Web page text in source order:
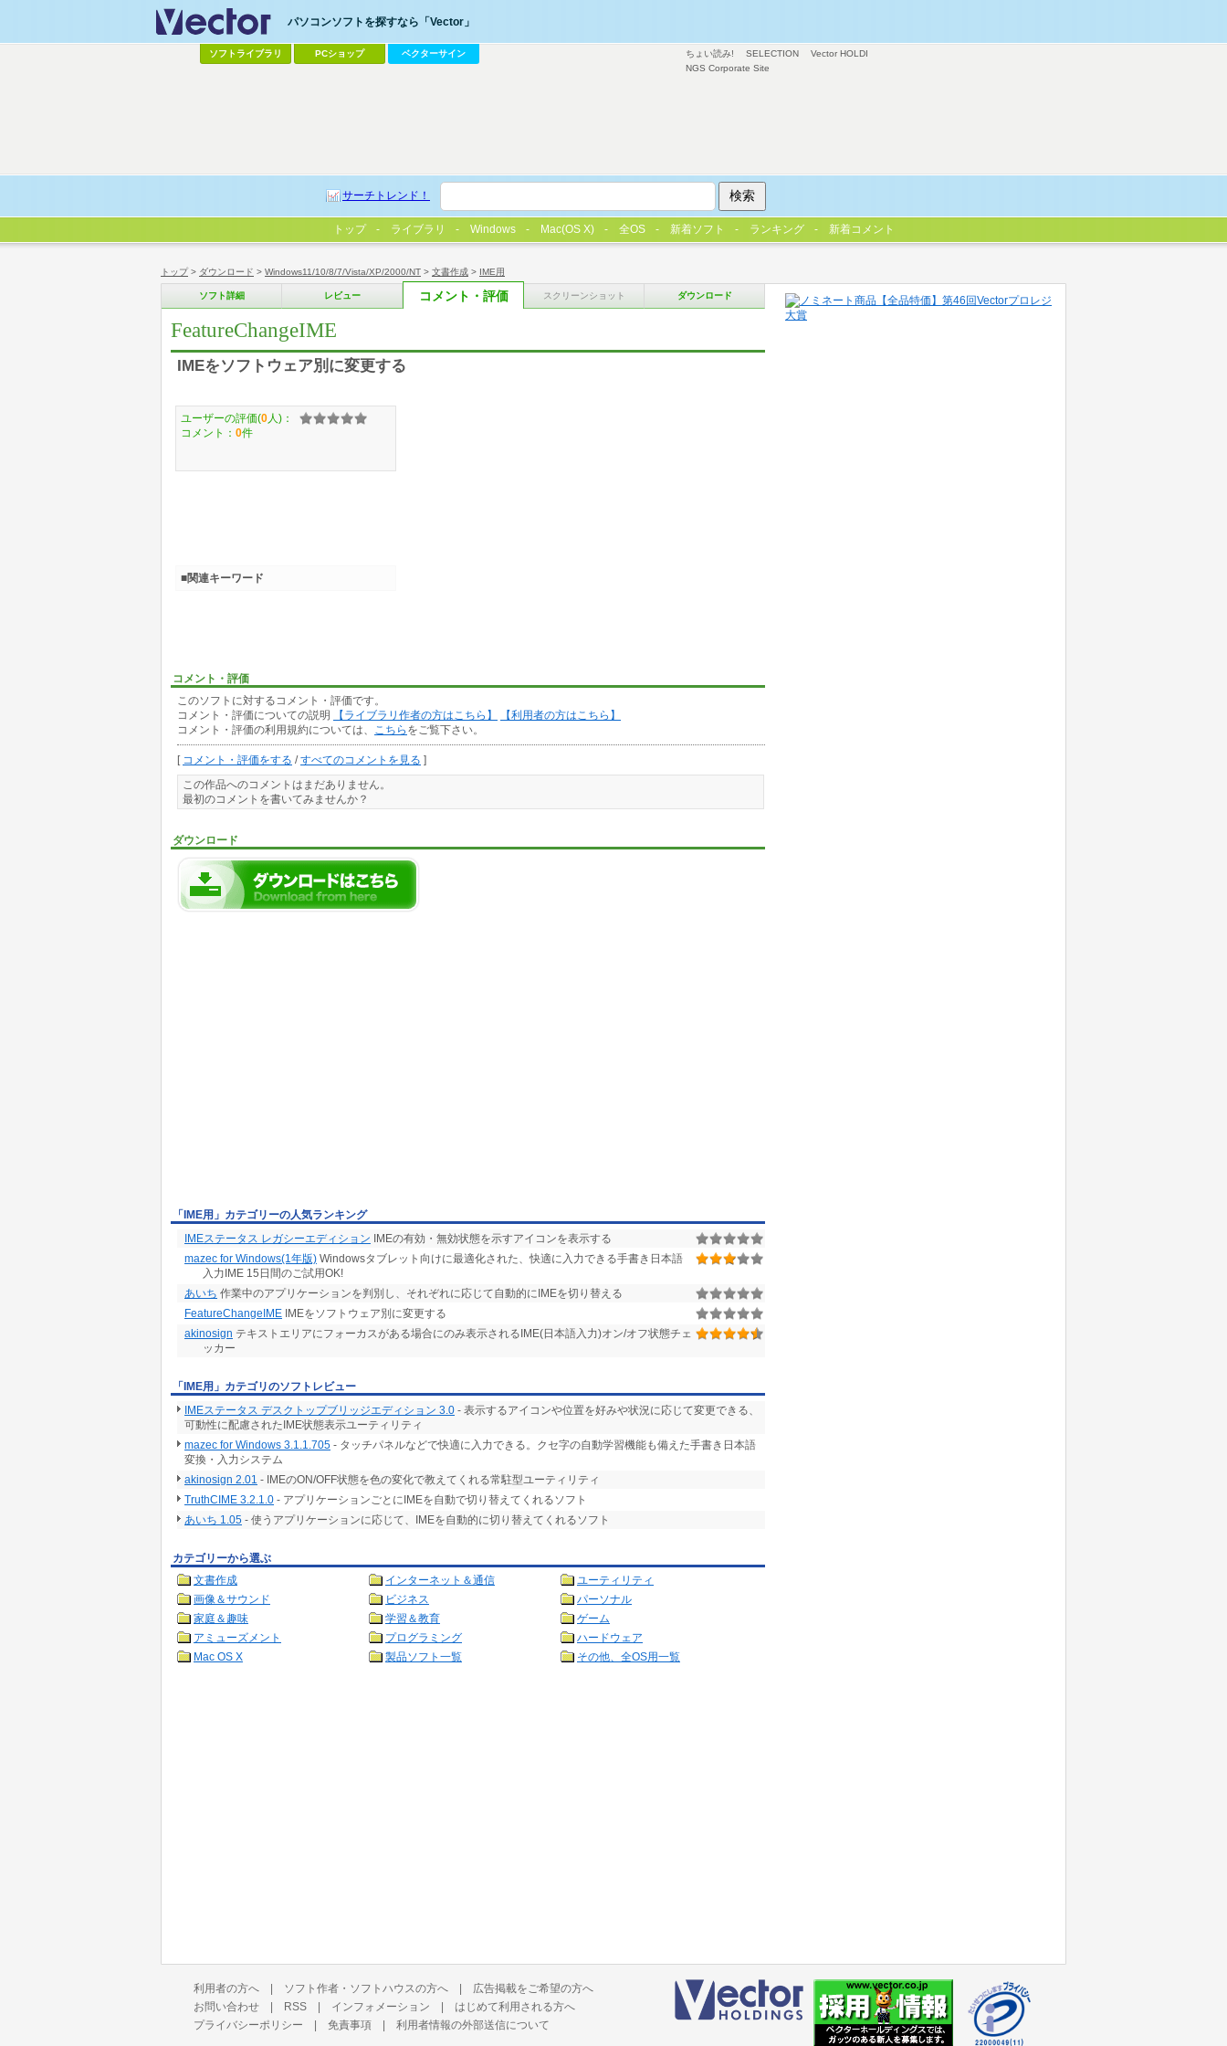
トップ> ダウンロード > Windows11/10/8/7/Vista/XP/2000/NT > 文書作成 > IME用
ソフト詳細 レビュー コメント・評価 スクリーンショット ダウンロード
FeatureChangeIME
IMEをソフトウェア別に変更する
コメント・評価
このソフトに対するコメント・評価です。
コメント・評価についての説明
【ライブラリ作者の方はこちら】
【利用者の方はこちら】
コメント・評価の利用規約については、
こちら をご覧下さい。
[ コメント・評価をする /すべてのコメントを見る ]
この作品へのコメントはまだありません。
最初のコメントを書いてみませんか？
ダウンロード
ユーザーの評価(0 人)：
コメント： 0件
■関連キーワード
「IME用」カテゴリーの人気ランキング
IMEステータス レガシーエディション IMEの有効・無効状態を示すアイコンを表示する
mazec for Windows(1年版) Windowsタブレット向けに最適化された、快適に入力できる手書き日本語
入力IME 15日間のご試用OK!
あいち 作業中のアプリケーションを判別し、それぞれに応じて自動的にIMEを切り替える
FeatureChangeIME IMEをソフトウェア別に変更する
akinosign テキストエリアにフォーカスがある場合にのみ表示されるIME(日本語入力)オン/オフ状態チェ
ッカー
「IME用」カテゴリのソフトレビュー
IMEステータス デスクトップブリッジエディション 3.0 - 表示するアイコンや位置を好みや状況に応じて変更できる、
可動性に配慮されたIME状態表示ユーティリティ
mazec for Windows 3.1.1.705 - タッチパネルなどで快適に入力できる。クセ字の自動学習機能も備えた手書き日本語
変換・入力システム
akinosign 2.01 - IMEのON/OFF状態を色の変化で教えてくれる常駐型ユーティリティ
TruthCIME 3.2.1.0 - アプリケーションごとにIMEを自動で切り替えてくれるソフト
あいち 1.05 - 使うアプリケーションに応じて、IMEを自動的に切り替えてくれるソフト
カテゴリーから選ぶ
文書作成
インターネット＆通信
ユーティリティ
画像＆サウンド
ビジネス
パーソナル
家庭＆趣味
学習＆教育
ゲーム
アミューズメント
プログラミング
ハードウェア
Mac OS X
製品ソフト一覧 その他、全OS用一覧
ちょい読み! SELECTION
Vector HOLDI
NGS Corporate Site
パソコンソフトを探すなら「Vector」
ソフトライブラリ PCショップ ベクターサイン
サーチトレンド！
トップ ライブラリ Windows Mac(OS X) 全OS 新着ソフト ランキング 新着コメント
利用者の方へ | ソフト作者・ソフトハウスの方へ | 広告掲載をご希望の方へ
お問い合わせ | RSS | インフォメーション | はじめて利用される方へ
プライバシーポリシー | 免責事項 | 利用者情報の外部送信について